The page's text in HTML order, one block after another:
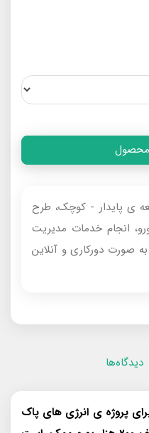
ی پایدار - کوچک، طرح
سقف 200 هزار یورو، انجام خدمات مدیریت
صورت دورکاری و آنلاین
دیدگاه‌ها
پروژه ی انرژی های پاک